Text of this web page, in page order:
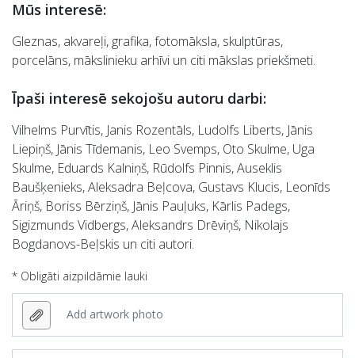
* Obligāti aizpildāmie lauki
Add artwork photo
Mūs interesē:
Gleznas, akvareļi, grafika, fotomāksla, skulptūras,
porcelāns, mākslinieku arhīvi un citi mākslas priekšmeti.
Īpaši interesē sekojošu autoru darbi:
Vilhelms Purvītis, Janis Rozentāls, Ludolfs Liberts, Jānis
Liepiņš, Jānis Tīdemanis, Leo Svemps, Oto Skulme, Uga
Skulme, Eduards Kalniņš, Rūdolfs Pinnis, Auseklis
Baušķenieks, Aleksadra Beļcova, Gustavs Klucis, Leonīds
Āriņš, Boriss Bērziņš, Jānis Pauļuks, Kārlis Padegs,
Sigizmunds Vidbergs, Aleksandrs Drēviņš, Nikolajs
Bogdanovs-Beļskis un citi autori.